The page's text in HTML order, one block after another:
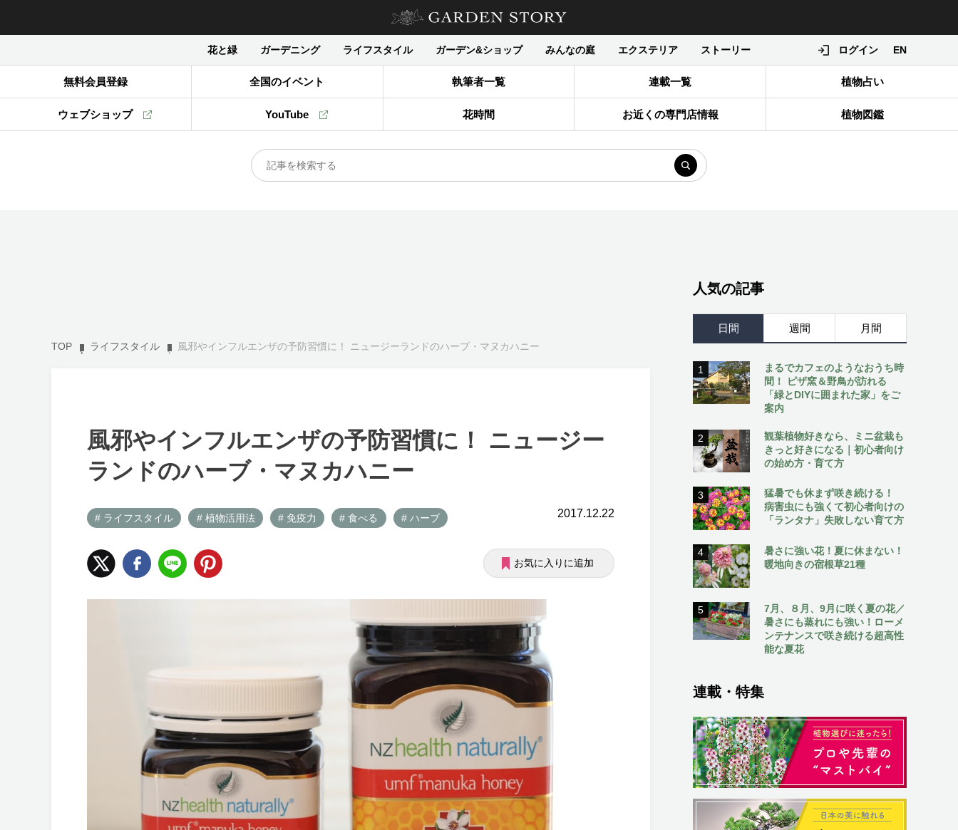
花と緑 ガーデニング ライフスタイル ガーデン&ショップ みんなの庭 エクステリア ストーリー ログイン EN
無料会員登録 全国のイベント 執筆者一覧 連載一覧 植物占い
ウェブショップ YouTube 花時間 お近くの専門店情報 植物図鑑
TOP ライフスタイル 風邪やインフルエンザの予防習慣に！ ニュージーランドのハーブ・マヌカハニー
風邪やインフルエンザの予防習慣に！ ニュージー
ランドのハーブ・マヌカハニー
# ライフスタイル # 植物活用法 # 免疫力 # 食べる # ハーブ 2017.12.22
お気に入りに追加
人気の記事
日間 週間 月間
1
まるでカフェのようなおうち時
間！ ピザ窯＆野鳥が訪れる
「緑とDIYに囲まれた家」をご
案内
2
観葉植物好きなら、ミニ盆栽も
きっと好きになる｜初心者向け
の始め方・育て方
3
猛暑でも休まず咲き続ける！
病害虫にも強くて初心者向けの
「ランタナ」失敗しない育て方
4
暑さに強い花！夏に休まない！
暖地向きの宿根草21種
5
7月、８月、9月に咲く夏の花／
暑さにも蒸れにも強い！ローメ
ンテナンスで咲き続ける超高性
能な夏花
連載・特集